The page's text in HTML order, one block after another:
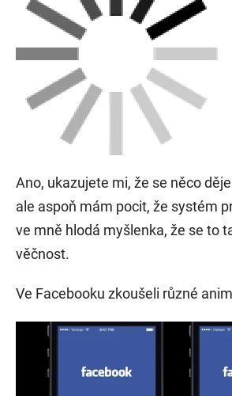
Ano, ukazujete mi, že se něco
ale aspoň mám pocit, že systém
ve mně hlodá myšlenka, že se to
věčnost.
Ve Facebooku zkoušeli různé